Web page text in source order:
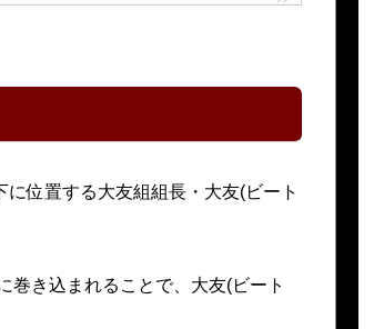
位置する大友組組長・大友(ビート
巻き込まれることで、大友(ビート